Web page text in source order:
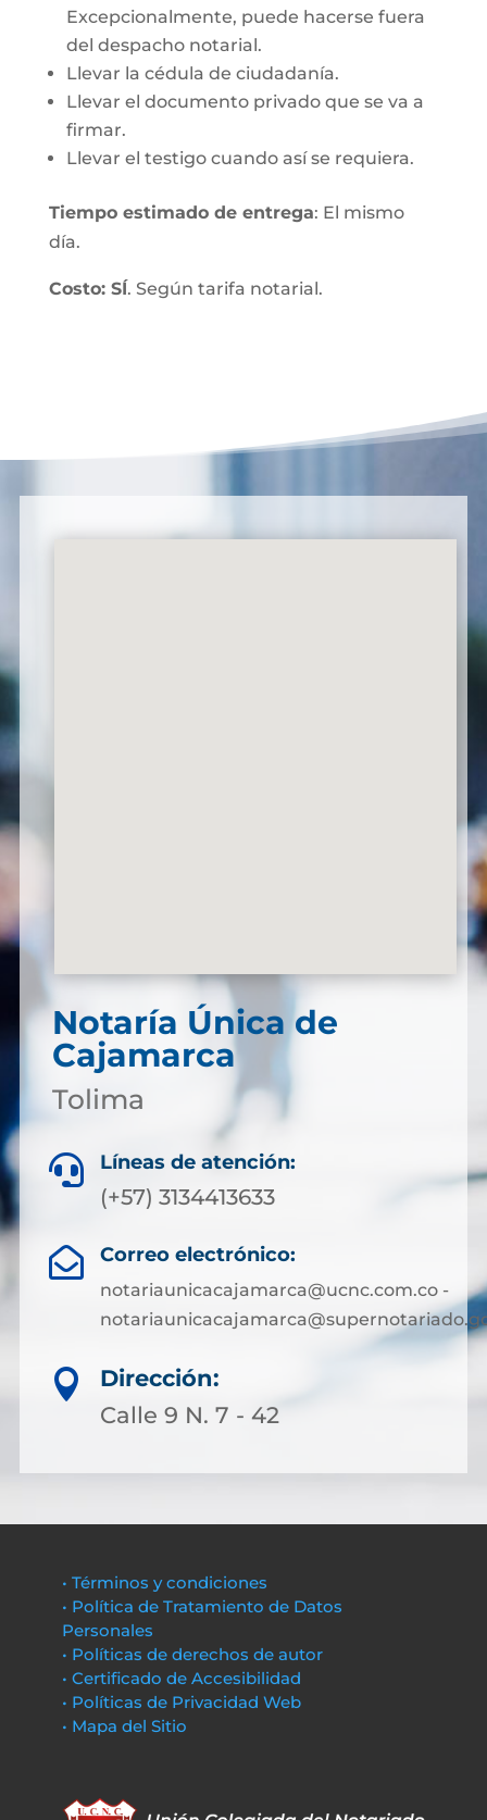
Excepcionalmente, puede hacerse fuera
del despacho notarial.
Llevar la cédula de ciudadanía.
Llevar el documento privado que se va a
firmar.
Llevar el testigo cuando así se requiera.
Tiempo estimado de entrega: El mismo
día.
Costo: SÍ. Según tarifa notarial.
Notaría Única de
Cajamarca
Tolima
 Líneas de atención:
(+57) 3134413633
 Correo electrónico:
notariaunicacajamarca@ucnc.com.co -

Dirección:
Calle 9 N. 7 - 42
• Términos y condiciones
• Política de Tratamiento de Datos
Personales
• Políticas de derechos de autor
• Certificado de Accesibilidad
• Políticas de Privacidad Web
• Mapa del Sitio